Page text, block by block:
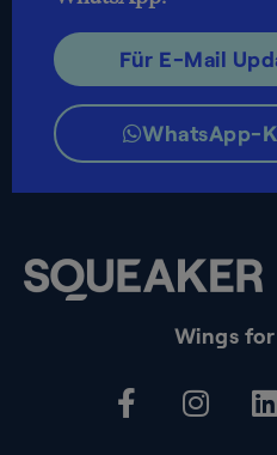
Wings
Für E-Mail
WhatsApp-